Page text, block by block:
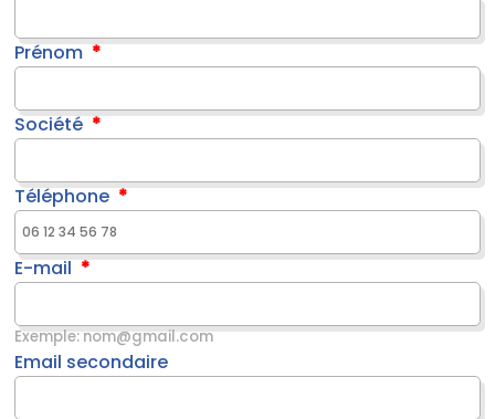
Prénom
Société
Téléphone
E-mail
Exemple: nom@gmail.com
Email secondaire